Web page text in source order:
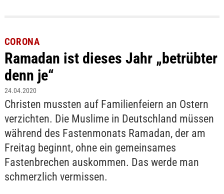
CORONA
Ramadan ist dieses Jahr „betrübter
denn je“
24.04.2020
Christen mussten auf Familienfeiern an Ostern
verzichten. Die Muslime in Deutschland müssen
während des Fastenmonats Ramadan, der am
Freitag beginnt, ohne ein gemeinsames
Fastenbrechen auskommen. Das werde man
schmerzlich vermissen.